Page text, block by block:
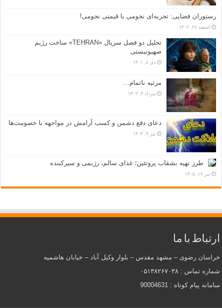
رستوران فضایی: تجربه‌ای نجومی با قیمتی نجومی!
اسفند ۲۷, ۱۴۰۲
تحلیل دو فصل سریال «TEHRAN» ساخت رژیم
صهیونیستی
دی ۸, ۱۴۰۱
مرثیه ناتمام…
مرداد ۴, ۱۴۰۲
دعای دفع دشمن و کسب آرامش در مواجهه با خصومت‌ها
تیر ۹, ۱۴۰۴
طرز تهیه بشقاب پروتئین؛ غذای سالم، رژیمی و سیرکننده
تیر ۱۷, ۱۴۰۵
ارتباط با ما
خراسان رضوی – مشهد مقدس – بلوار وکیل آباد – خیابان هاشمیه
شماره تماس : ۰۵۱۳۸۲۶۷۰۳۸
سامانه پیام کوتاه : 90004631